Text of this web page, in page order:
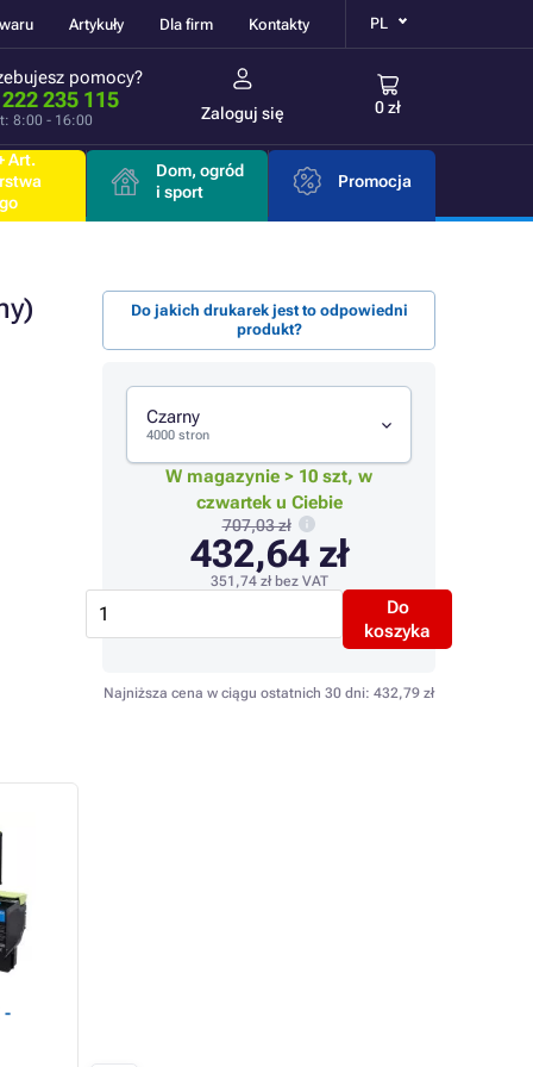
Artykuły Dla firm Kontakty PL
pomocy?
235 115
8:00 - 16:00 Zaloguj się 0 zł
Art.
Dom, ogród
i sport
Promocja
Do jakich drukarek jest to odpowiedni
produkt?
Czarny
4000 stron
W magazynie > 10 szt, w
czwartek u Ciebie
707,03 zł
432,64 zł
351,74 złbez VAT
Do
koszyka
Najniższa cena w ciągu ostatnich 30 dni: 432,79 zł
-